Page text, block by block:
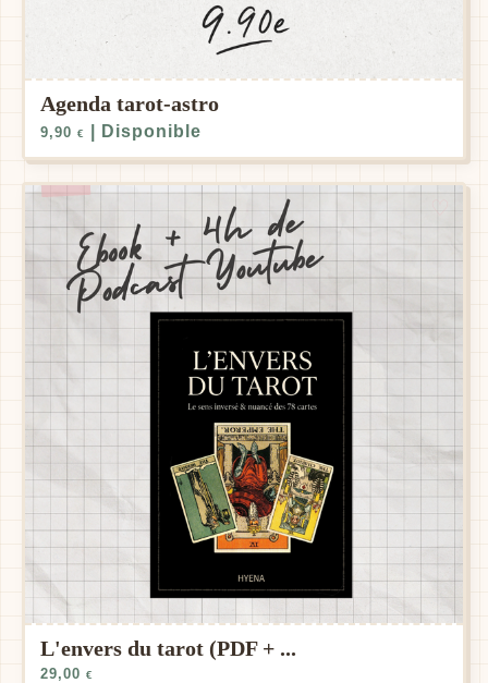
Agenda tarot-astro
9,90 € | Disponible
L'envers du tarot (PDF + ...
29,00 €